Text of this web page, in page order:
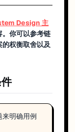
Design 主
你可以参考链
权衡取舍以及
明确用例